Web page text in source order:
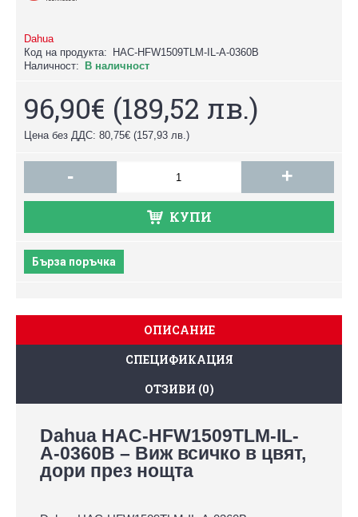
Dahua
Код на продукта:
HAC-HFW1509TLM-IL-A-0360B
Наличност:
В наличност
96,90€ (189,52 лв.)
Цена без ДДС: 80,75€ (157,93 лв.)
- +
КУПИ
Бърза поръчка
ОПИСАНИЕ
СПЕЦИФИКАЦИЯ
ОТЗИВИ (0)
Dahua HAC-HFW1509TLM-IL-
A-0360B – Виж всичко в цвят,
дори през нощта